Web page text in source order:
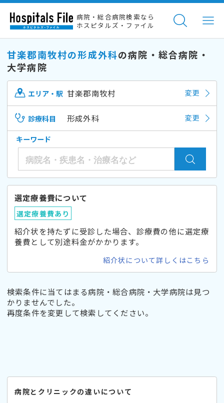
病院・総合病院検索なら
ホスピタルズ・ファイル
甘楽郡南牧村の形成外科の病院・総合病院・
大学病院
エリア・駅 甘楽郡南牧村 変更
診療科目 形成外科 変更
キーワード
選定療養費について
選定療養費あり
紹介状を持たずに受診した場合、診療費の他に選定療
養費として別途料金がかかります。
紹介状について詳しくはこちら
検索条件に当てはまる病院・総合病院・大学病院は見つ
かりませんでした。
再度条件を変更して検索してください。
病院とクリニックの違いについて